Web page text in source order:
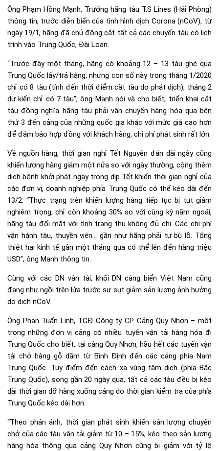
Ông Phạm Hồng Mạnh, Trưởng hãng tàu T.S Lines (Hải Phòng)
thông tin, trước diễn biến của tình hình dịch Corona (nCoV), từ
ngày 19/1, hãng đã chủ động cắt tất cả các chuyến tàu có lịch
trình vào Trung Quốc, Đài Loan.
“Trước đây một tháng, hãng có khoảng 12 – 13 tàu ghé qua
Trung Quốc lấy/trả hàng, nhưng con số này trong tháng 1/2020
chỉ có 8 tàu (tính đến thời điểm cắt tàu do phát dịch), tháng 2
dự kiến chỉ có 7 tàu”, ông Mạnh nói và cho biết, triển khai cắt
tàu đồng nghĩa hãng tàu phải vận chuyển hàng hóa qua bên
thứ 3 đến cảng của những quốc gia khác với mức giá cao hơn
để đảm bảo hợp đồng với khách hàng, chi phí phát sinh rất lớn.
Về nguồn hàng, thời gian nghỉ Tết Nguyên đán dài ngày cũng
khiến lượng hàng giảm một nửa so với ngày thường, cộng thêm
dịch bệnh khởi phát ngay trong dịp Tết khiến thời gian nghỉ của
các đơn vị, doanh nghiệp phía Trung Quốc có thể kéo dài đến
13/2. “Thực trạng trên khiến lượng hàng tiếp tục bị tụt giảm
nghiêm trọng, chỉ còn khoảng 30% so với cùng kỳ năm ngoái,
hãng tàu đối mặt với tình trạng thu không đủ chi. Các chi phí
vận hành tàu, thuyền viên… gần như hãng phải tự bù lỗ. Tổng
thiệt hại kinh tế gần một tháng qua có thể lên đến hàng triệu
USD”, ông Mạnh thông tin.
Cùng với các DN vận tải, khối DN cảng biển Việt Nam cũng
đang như ngồi trên lửa trước sự sụt giảm sản lượng ảnh hưởng
do dịch nCoV.
Ông Phan Tuấn Linh, TGĐ Công ty CP Cảng Quy Nhơn – một
trong những đơn vị cảng có nhiều tuyến vận tải hàng hóa đi
Trung Quốc cho biết, tại cảng Quy Nhơn, hầu hết các tuyến vận
tải chở hàng gỗ dăm từ Bình Định đến các cảng phía Nam
Trung Quốc. Tuy điểm đến cách xa vùng tâm dịch (phía Bắc
Trung Quốc), song gần 20 ngày qua, tất cả các tàu đều bị kéo
dài thời gian dỡ hàng xuống cảng do thời gian kiểm tra của phía
Trung Quốc kéo dài hơn.
“Theo phản ánh, thời gian phát sinh khiến sản lượng chuyên
chở của các tàu vận tải giảm từ 10 – 15%, kéo theo sản lượng
hàng hóa thông qua cảng Quy Nhơn cũng bị giảm với tỷ lệ